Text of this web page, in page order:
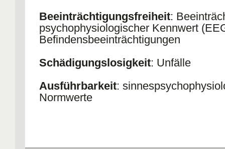
Beeinträchtigungsfreiheit:
psychophysiologischer Kennwert
Befindensbeeinträchtigungen
Schädigungslosigkeit: Unfälle
Ausführbarkeit:
Normwerte